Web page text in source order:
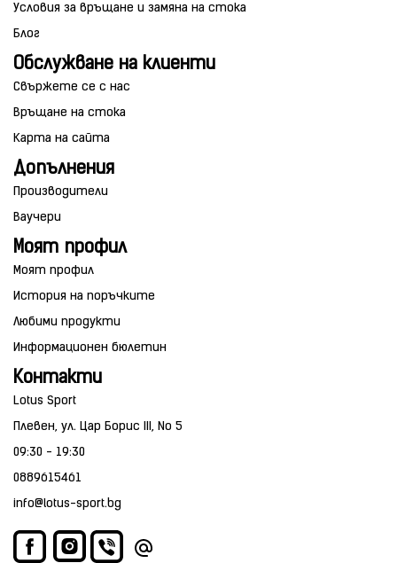
Условия за връщане и замяна на стока
Блог
Обслужване на клиенти
Свържете се с нас
Връщане на стока
Карта на сайта
Допълнения
Производители
Ваучери
Моят профил
Моят профил
История на поръчките
Любими продукти
Информационен бюлетин
Контакти
Lotus Sport
Плевен, ул. Цар Борис III, No 5
09:30 - 19:30
0889615461
info@lotus-sport.bg